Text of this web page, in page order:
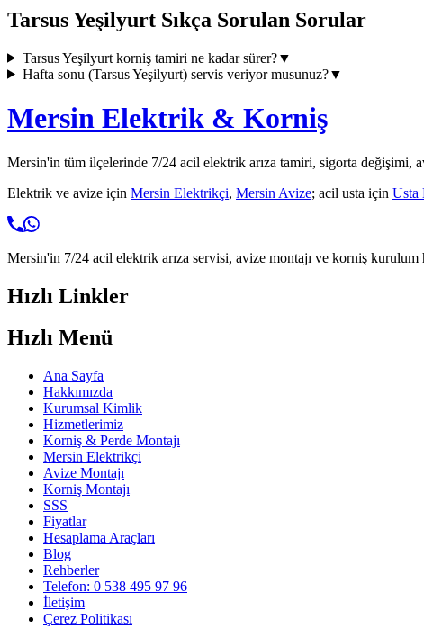
Tarsus Yeşilyurt Sıkça Sorulan Sorular
Tarsus Yeşilyurtkorniş tamiri ne kadar sürer?▼
Hafta sonu (Tarsus Yeşilyurt) servis veriyor musunuz?▼
Mersin Elektrik & Korniş
Mersin'in tüm ilçelerinde 7/24 acil elektrik arıza tamiri, sigorta
Elektrik ve avize için Mersin Elektrikçi, Mersin Avize; acil usta için Usta
Mersin'in 7/24 acil elektrik arıza servisi, avize montajı ve korniş
Hızlı Linkler
Hızlı Menü
Ana Sayfa
Hakkımızda
Kurumsal Kimlik
Hizmetlerimiz
Korniş & Perde Montajı
Mersin Elektrikçi
Avize Montajı
Korniş Montajı
SSS
Fiyatlar
Hesaplama Araçları
Blog
Rehberler
Telefon: 0 538 495 97 96
İletişim
Çerez Politikası